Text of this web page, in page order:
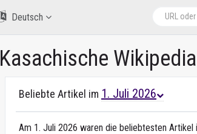
Deutsch
Kasachische Wikipedia
Beliebte Artikel im 1. Juli 2026
Am 1. Juli 2026 waren die beliebtesten Artikel